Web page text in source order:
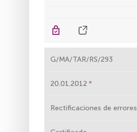
G/MA/TAR/RS/293
20.01.2012
Rectificaciones de errores